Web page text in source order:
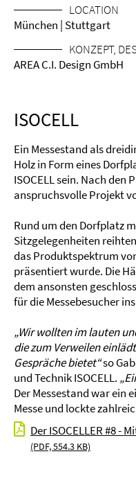
LOCATION
München | Stuttgart
KONZEPT,
AREA C.I. Design GmbH
ISOCELL
Ein Messestand als
Holz in Form eines
ISOCELL sein. Nach den
anspruchsvolle Projekt
Rund um den Dorfplatz
Sitzgelegenheiten
das Produktspektrum
präsentiert wurde. Die
dem ansonsten
für die Messebesucher
„Wir wollten im lauten
die zum Verweilen
Gespräche bietet“so
und Technik ISOCELL.
Der Messestand war ein
Messe und lockte
Der ISOCELLER #8 -
(PDF, 554.3 KB)